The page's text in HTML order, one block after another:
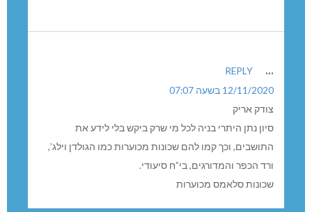
...
REPLY
12/11/2020 בשעה 07:07
צודק אריק
סיון נתן היתרי בניה לכל מי שרק ביקש בלי לידע את
התושבים, וכך קמו להם שכונות מכוערות כמו הגולדן וילג’,
ורד הכפר והמדורגים, בי”ח סיעודי.
שכונות סלאמס מכוערות